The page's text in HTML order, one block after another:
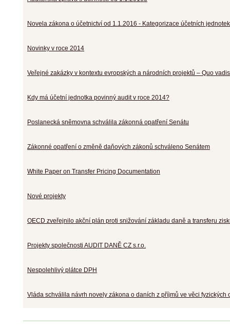
Novela zákona o účetnictví od 1.1.2016 - Kategorizace účetních jednotek
Novinky v roce 2014
Veřejné zakázky v kontextu evropských a národních projektů – Quo
Kdy má účetní jednotka povinný audit v roce 2014?
Poslanecká sněmovna schválila zákonná opatření Senátu
Zákonné opatření o změně daňových zákonů schváleno Senátem
White Paper on Transfer Pricing Documentation
Nové projekty
OECD zveřejnilo akční plán proti snižování základu daně a transferu
Projekty společnosti AUDIT DANĚ CZ s.r.o.
Nespolehlivý plátce DPH
Vláda schválila návrh novely zákona o daních z příjmů ve věci fyzických